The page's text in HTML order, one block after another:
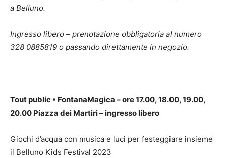
a Belluno.
Ingresso libero – prenotazione obbligatoria al numero
328 0885819 o passando direttamente in negozio.
Tout public • FontanaMagica – ore 17.00, 18.00, 19.00,
20.00 Piazza dei Martiri – ingresso libero
Giochi d’acqua con musica e luci per festeggiare insieme
il Belluno Kids Festival 2023